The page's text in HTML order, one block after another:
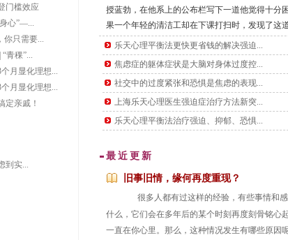
授蓝勃，在他系上的公布栏写下一道他觉得十分
果一个年轻的清洁工却在下课打扫时，发现了这
后，又下了另一道更难的题目，要找出这个数学天
乐天心理平衡法更快更省钱的解决强迫...
焦虑症的躯体症状是大脑对身体过度控...
社交中的过度紧张和恐惧是焦虑的表现...
上海乐天心理医生强迫症治疗方法新突...
乐天心理平衡法治疗强迫、抑郁、恐惧...
最近更新
旧事旧情，缘何再度重现？
很多人都有过这样的经验，有些事情和感
什么，它们会在多年后的某个时刻再度刻骨铭心
一直在你心里。那么，这种情况发生有哪些原因
门槛效应
心”—...
你只需要...
青稞”...
月显化理想...
月显化理想...
定亲戚！
到实...